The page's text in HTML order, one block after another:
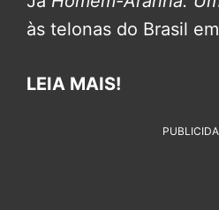
às telonas do Brasil
LEIA MAIS!